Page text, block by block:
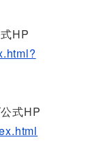
HP
式HP